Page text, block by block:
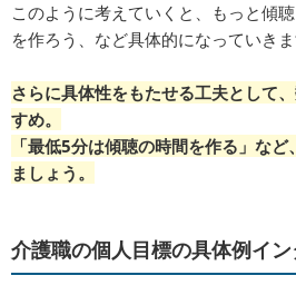
このように考えていくと、もっと傾
を作ろう、など具体的になっていきま
さらに具体性をもたせる工夫として
すめ。
「最低5分は傾聴の時間を作る」な
ましょう。
介護職の個人目標の具体例イ